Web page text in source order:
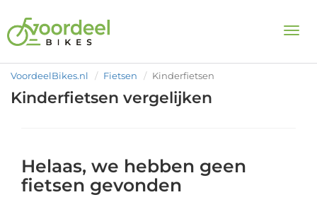
VoordeelBikes.nl Fietsen Kinderfietsen
Kinderfietsen vergelijken
Helaas, we hebben geen
fietsen gevonden